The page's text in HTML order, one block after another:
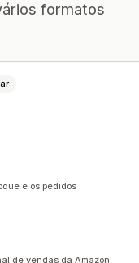
formatos
e os pedidos
de vendas da Amazon